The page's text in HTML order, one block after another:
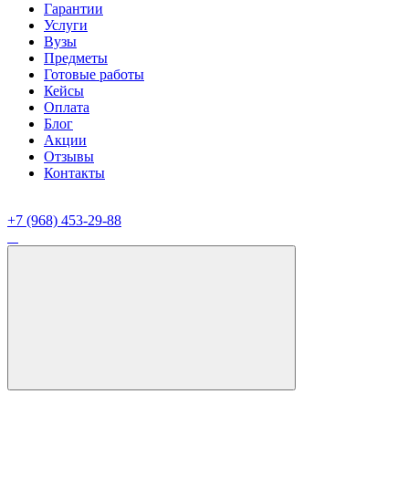
Гарантии
Услуги
Вузы
Предметы
Готовые работы
Кейсы
Оплата
Блог
Акции
Отзывы
Контакты
+7 (968) 453-29-88